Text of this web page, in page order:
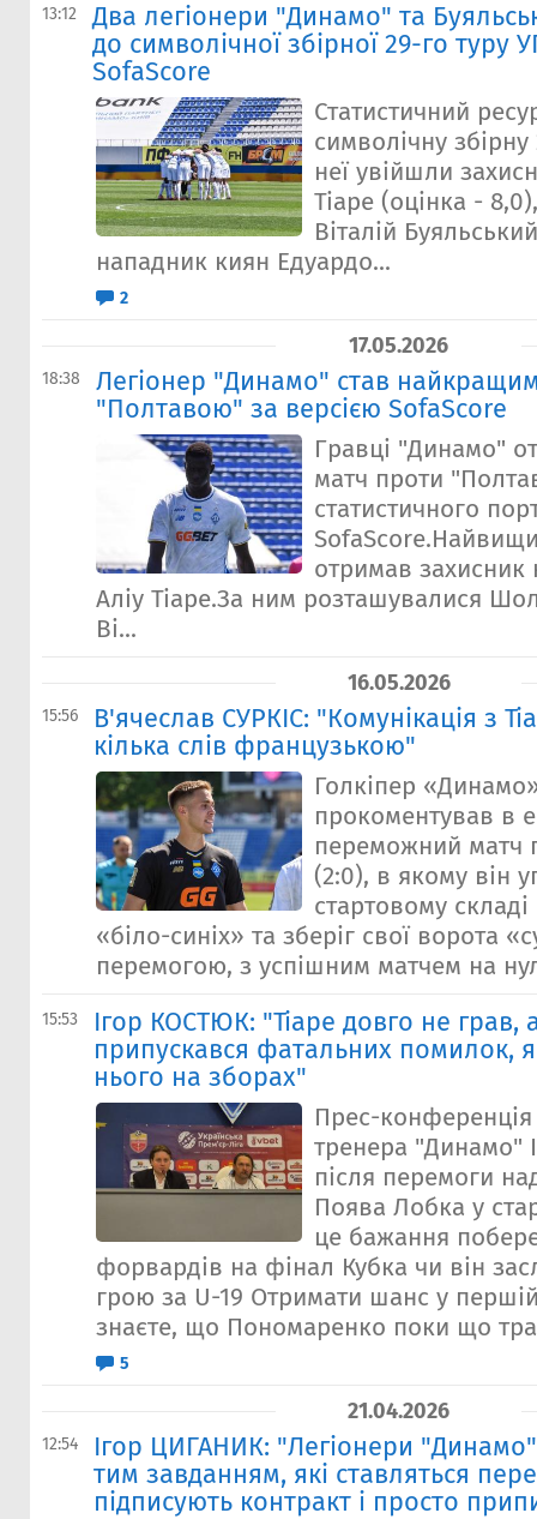
13:12
Два легіонери "Динамо" та
до символічної збірної 29-го туру
SofaScore
Статистичний
символічну
неї увійшли
Тіаре (оцінка -
Віталій
нападник киян Едуардо...
2
17.05.2026
18:38
Легіонер "Динамо" став
"Полтавою" за версією SofaScore
Гравці "Динамо"
матч проти
статистичного
отримав захисник
Аліу Тіаре.За ним розташувалися
Ві...
16.05.2026
15:56
В'ячеслав СУРКІС: "Комунікація з
кілька слів французькою"
Голкіпер
прокоментував в
переможний матч
(2:0), в якому він
стартовому
«біло-синіх» та зберіг свої ворота
перемогою, з успішним матчем на
15:53
Ігор КОСТЮК: "Тіаре довго не грав,
припускався фатальних помилок,
нього на зборах"
Прес-
тренера "Динамо"
після перемоги
Поява Лобка у
це бажання
форвардів на фінал Кубка чи він
грою за U-19 Отримати шанс у
знаєте, що Пономаренко поки що
5
21.04.2026
12:54
Ігор ЦИГАНИК: "Легіонери
тим завданням, які ставляться
підписують контракт і просто